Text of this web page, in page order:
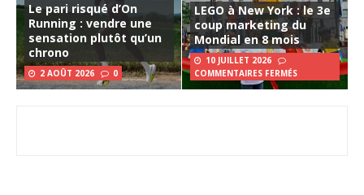
Le pari risqué d’On
Running : vendre une
sensation plutôt qu’un
chrono
2 AOÛT 2026 0
LEGO à New York : le 3e
coup marketing du
Mondial en 8 mois
10 JUILLET 2026
COMMENTAIRES FERMÉS